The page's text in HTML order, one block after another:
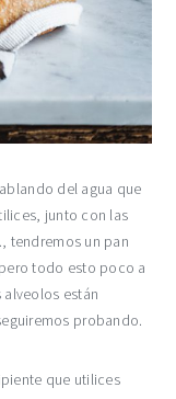
del agua que
junto con las
tendremos un pan
todo esto poco a
están
probando.
que utilices